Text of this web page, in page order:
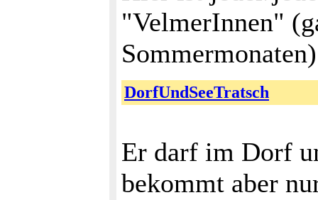
"VelmerInnen"
DorfUndSeeTratsch
Er darf im Dorf
bekommt aber